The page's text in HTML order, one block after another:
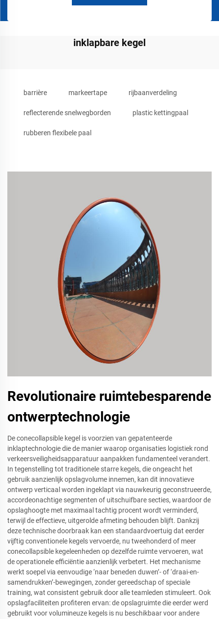
inklapbare kegel
barrière markeertape rijbaanverdeling
reflecterende snelwegborden plastic kettingpaal
rubberen flexibele paal
Revolutionaire ruimtebesparende
ontwerptechnologie
De conecollapsible kegel is voorzien van gepatenteerde
inklaptechnologie die de manier waarop organisaties logistiek rond
verkeersveiligheidsapparatuur aanpakken fundamenteel verandert.
In tegenstelling tot traditionele starre kegels, die ongeacht het
gebruik aanzienlijk opslagvolume innemen, kan dit innovatieve
ontwerp verticaal worden ingeklapt via nauwkeurig geconstrueerde,
accordeonachtige segmenten of uitschuifbare secties, waardoor de
opslaghoogte met maximaal tachtig procent wordt verminderd,
terwijl de effectieve, uitgerolde afmeting behouden blijft. Dankzij
deze technische doorbraak kan een standaardvoertuig dat eerder
vijftig conventionele kegels vervoerde, nu tweehonderd of meer
conecollapsible kegeleenheden op dezelfde ruimte vervoeren, wat
de operationele efficiëntie aanzienlijk verbetert. Het mechanisme
werkt soepel via eenvoudige ‘naar beneden duwen’- of ‘draai-en-
samendrukken’-bewegingen, zonder gereedschap of speciale
training, wat consistent gebruik door alle teamleden stimuleert. Ook
opslagfaciliteiten profiteren ervan: de opslagruimte die eerder werd
gebruikt voor volumineuze kegels is nu beschikbaar voor andere